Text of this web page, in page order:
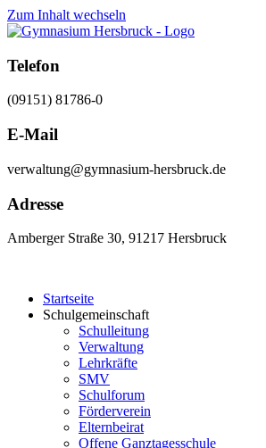
Zum Inhalt wechseln
Telefon
(09151) 81786-0
E-Mail
verwaltung@gymnasium-hersbruck.de
Adresse
Amberger Straße 30, 91217 Hersbruck
Startseite
Schulgemeinschaft
Schulleitung
Verwaltung
Lehrkräfte
SMV
Schulforum
Förderverein
Elternbeirat
Offene Ganztagesschule